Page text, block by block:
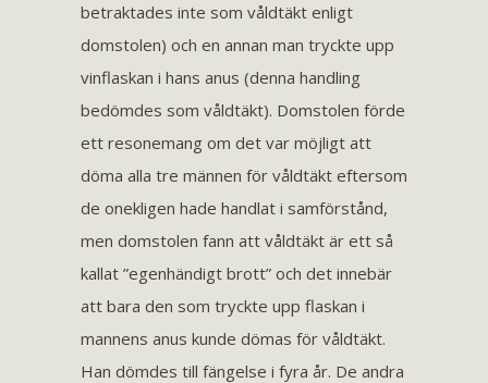
betraktades inte som våldtäkt enligt
domstolen) och en annan man tryckte upp
vinflaskan i hans anus (denna handling
bedömdes som våldtäkt). Domstolen förde
ett resonemang om det var möjligt att
döma alla tre männen för våldtäkt eftersom
de onekligen hade handlat i samförstånd,
men domstolen fann att våldtäkt är ett så
kallat ”egenhändigt brott” och det innebär
att bara den som tryckte upp flaskan i
mannens anus kunde dömas för våldtäkt.
Han dömdes till fängelse i fyra år. De andra